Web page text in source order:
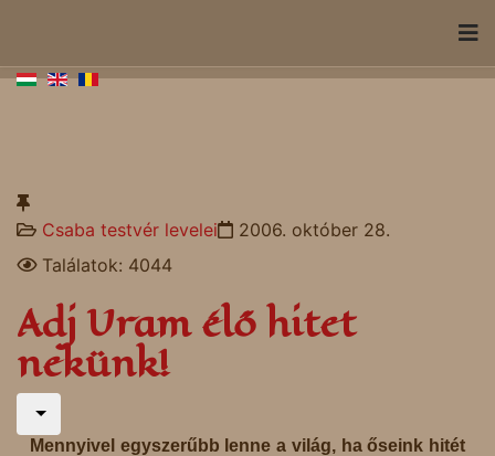
Csaba testvér levelei
2006. október 28.
Találatok: 4044
Adj Uram élő hitet
nekünk!
Mennyivel egyszerűbb lenne a világ, ha őseink hitét